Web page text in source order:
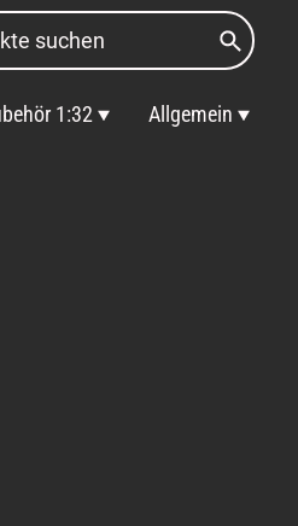
1:32 Allgemein